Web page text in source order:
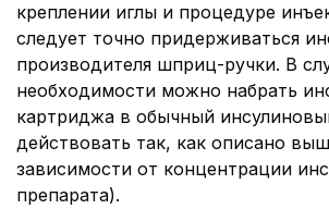
креплении иглы и процедуре
следует точно придерживаться
производителя шприц-ручки. В
необходимости можно набрать
картриджа в обычный
действовать так, как описано
зависимости от концентрации
препарата).